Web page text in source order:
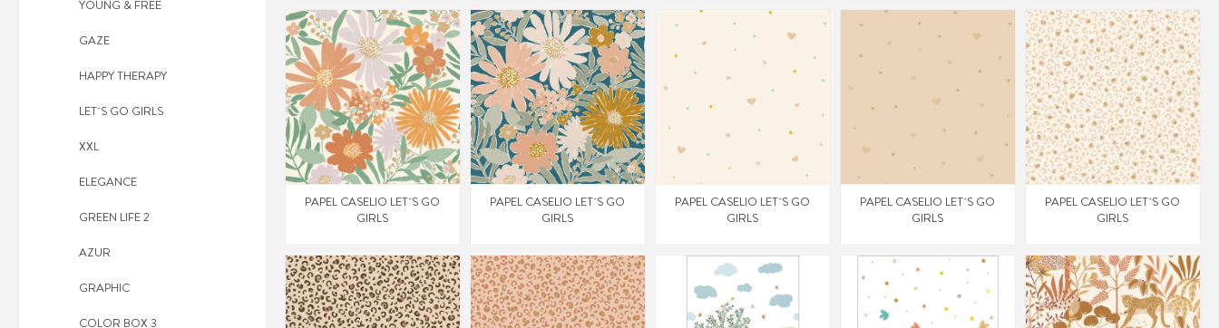
PAPEL CASELIO LET´S GO
GIRLS
PAPEL CASELIO LET´S GO
GIRLS
PAPEL CASELIO LET´S GO
GIRLS
PAPEL CASELIO LET´S GO
GIRLS
PAPEL CASELIO LET´S GO
GIRLS
YOUNG & FREE
GAZE
HAPPY THERAPY
LET´S GO GIRLS
XXL
ELEGANCE
GREEN LIFE 2
AZUR
GRAPHIC
COLOR BOX 3